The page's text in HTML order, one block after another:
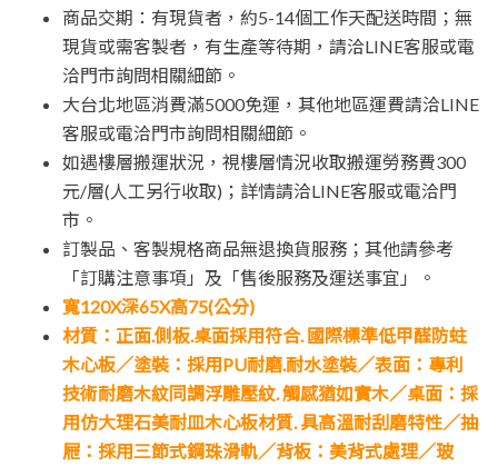
商品交期：有現貨者，約5-14個工作天配送時間；無
現貨或需客製者，有生產等待期，請洽LINE客服或電
洽門市詢問相關細節。
大台北地區消費滿5000免運，其他地區運費請洽LINE
客服或電洽門市詢問相關細節。
如遇樓層搬運狀況，視樓層情況收取搬運勞務費300
元/層(人工另行收取)；詳情請洽LINE客服或電洽門
市。
訂製品、客製規格商品無退換貨服務；其他請參考
「訂購注意事項」及「售後服務及運送事宜」。
寬120X深65X高75(公分)
材質：正面.側板.桌面採用符合. 國際標準低甲醛防蛀
木心板／塗裝：採用PU耐磨.耐水塗裝／表面：專利
技術耐磨木紋同調浮雕壓紋. 觸感猶如實木／桌面：採
用仿大理石美耐皿木心板材質. 具高溫耐刮磨特性／抽
屜：採用三節式鋼珠滑軌／背板：美背式處理／玻